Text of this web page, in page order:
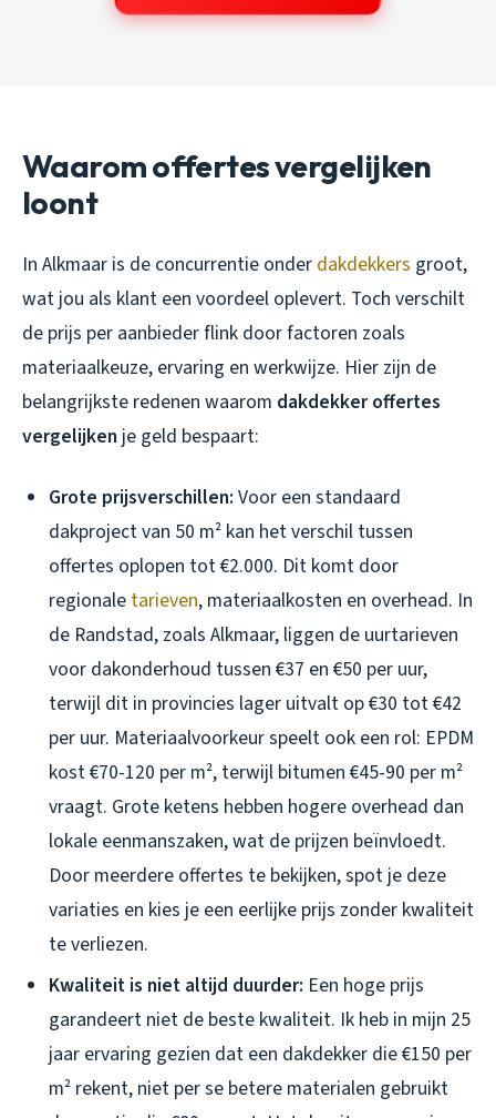
Waarom offertes vergelijken
loont
In Alkmaar is de concurrentie onder dakdekkers groot,
wat jou als klant een voordeel oplevert. Toch verschilt
de prijs per aanbieder flink door factoren zoals
materiaalkeuze, ervaring en werkwijze. Hier zijn de
belangrijkste redenen waarom dakdekker offertes
vergelijken je geld bespaart:
Grote prijsverschillen: Voor een standaard
dakproject van 50 m² kan het verschil tussen
offertes oplopen tot €2.000. Dit komt door
regionale tarieven, materiaalkosten en overhead. In
de Randstad, zoals Alkmaar, liggen de uurtarieven
voor dakonderhoud tussen €37 en €50 per uur,
terwijl dit in provincies lager uitvalt op €30 tot €42
per uur. Materiaalvoorkeur speelt ook een rol: EPDM
kost €70-120 per m², terwijl bitumen €45-90 per m²
vraagt. Grote ketens hebben hogere overhead dan
lokale eenmanszaken, wat de prijzen beïnvloedt.
Door meerdere offertes te bekijken, spot je deze
variaties en kies je een eerlijke prijs zonder kwaliteit
te verliezen.
Kwaliteit is niet altijd duurder: Een hoge prijs
garandeert niet de beste kwaliteit. Ik heb in mijn 25
jaar ervaring gezien dat een dakdekker die €150 per
m² rekent, niet per se betere materialen gebruikt